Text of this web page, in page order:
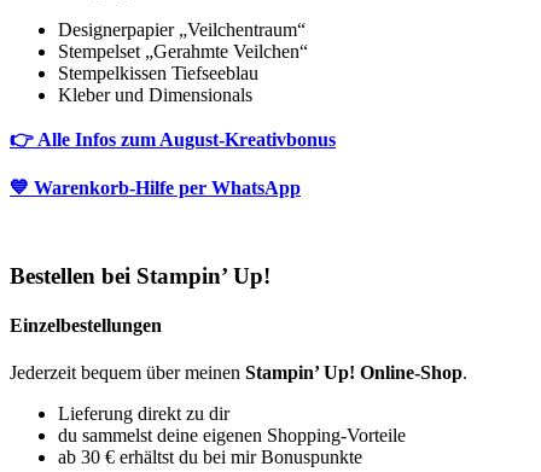
Designerpapier „Veilchentraum“
Stempelset „Gerahmte Veilchen“
Stempelkissen Tiefseeblau
Kleber und Dimensionals
👉 Alle Infos zum August-Kreativbonus
💙 Warenkorb-Hilfe per WhatsApp
Bestellen bei Stampin’ Up!
Einzelbestellungen
Jederzeit bequem über meinen Stampin’ Up! Online-Shop.
Lieferung direkt zu dir
du sammelst deine eigenen Shopping-Vorteile
ab 30 € erhältst du bei mir Bonuspunkte